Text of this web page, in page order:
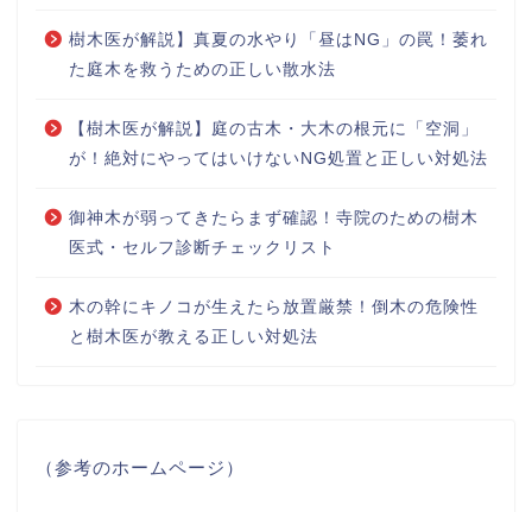
樹木医が解説】真夏の水やり「昼はNG」の罠！萎れ
た庭木を救うための正しい散水法
【樹木医が解説】庭の古木・大木の根元に「空洞」
が！絶対にやってはいけないNG処置と正しい対処法
御神木が弱ってきたらまず確認！寺院のための樹木
医式・セルフ診断チェックリスト
木の幹にキノコが生えたら放置厳禁！倒木の危険性
と樹木医が教える正しい対処法
（参考のホームページ）